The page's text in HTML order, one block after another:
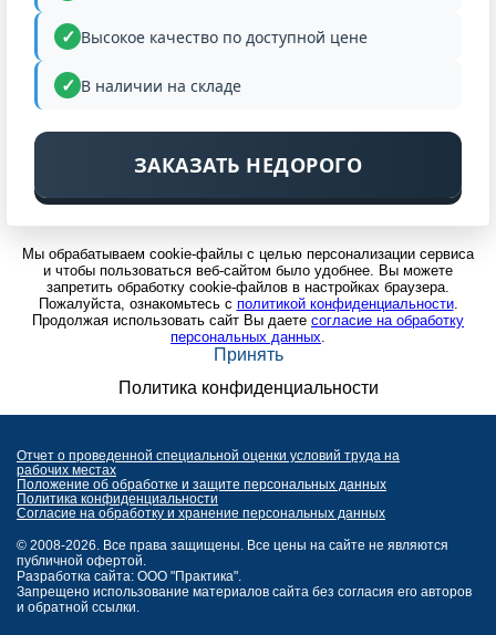
Высокое качество по доступной цене
В наличии на складе
ЗАКАЗАТЬ НЕДОРОГО
Мы обрабатываем cookie-файлы с целью персонализации сервиса
и чтобы пользоваться веб-сайтом было удобнее. Вы можете
запретить обработку cookie-файлов в настройках браузера.
Пожалуйста, ознакомьтесь с политикой конфиденциальности.
Продолжая использовать сайт Вы даете согласие на обработку
персональных данных.
Принять
Политика конфиденциальности
Отчет о проведенной специальной оценки условий труда на
рабочих местах
Положение об обработке и защите персональных данных
Политика конфиденциальности
Согласие на обработку и хранение персональных данных
© 2008-2026. Все права защищены. Все цены на сайте не являются
публичной офертой.
Разработка сайта: ООО "Практика".
Запрещено использование материалов сайта без согласия его авторов
и обратной ссылки.